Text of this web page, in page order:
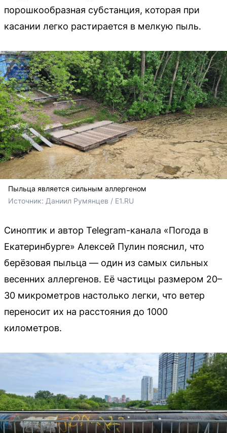
порошкообразная субстанция, которая при
касании легко растирается в мелкую пыль.
Пыльца является сильным аллергеном
Источник: Даниил Румянцев / E1.RU
Синоптик и автор Telegram-канала «Погода в
Екатеринбурге» Алексей Пулин пояснил, что
берёзовая пыльца — один из самых сильных
весенних аллергенов. Её частицы размером 20–
30 микрометров настолько легки, что ветер
переносит их на расстояния до 1000
километров.